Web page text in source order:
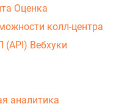
Оценка
колл-центра
(API) Вебхуки
аналитика